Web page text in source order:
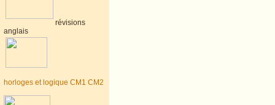
révisions
anglais
horloges et logique CM1 CM2